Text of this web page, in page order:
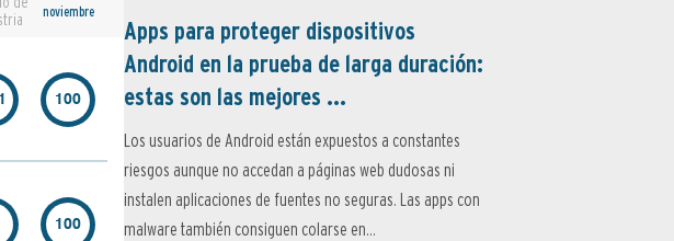
noviembre
100
100
Apps para proteger dispositivos
Android en la prueba de larga duración:
estas son las mejores ...
Los usuarios de Android están expuestos a constantes
riesgos aunque no accedan a páginas web dudosas ni
instalen aplicaciones de fuentes no seguras. Las apps con
malware también consiguen colarse en...